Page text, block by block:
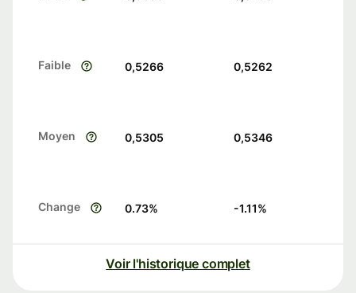
Faible 0,5266 0,5262
Moyen 0,5305 0,5346
Change 0.73% -1.11%
Voir l'historique complet